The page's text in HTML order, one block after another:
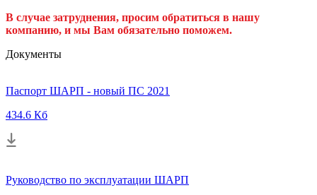
В случае затруднения, просим обратиться в нашу
компанию, и мы Вам обязательно поможем.
Документы
Паспорт ШАРП - новый ПС 2021
434.6 Кб
Руководство по эксплуатации ШАРП